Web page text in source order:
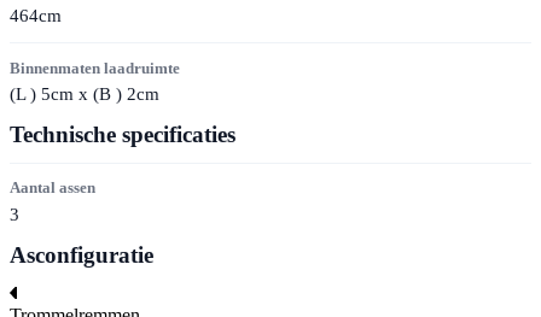
464cm
Binnenmaten laadruimte
(L) 5cm x (B ) 2cm
Technische specificaties
Aantal assen
3
Asconfiguratie